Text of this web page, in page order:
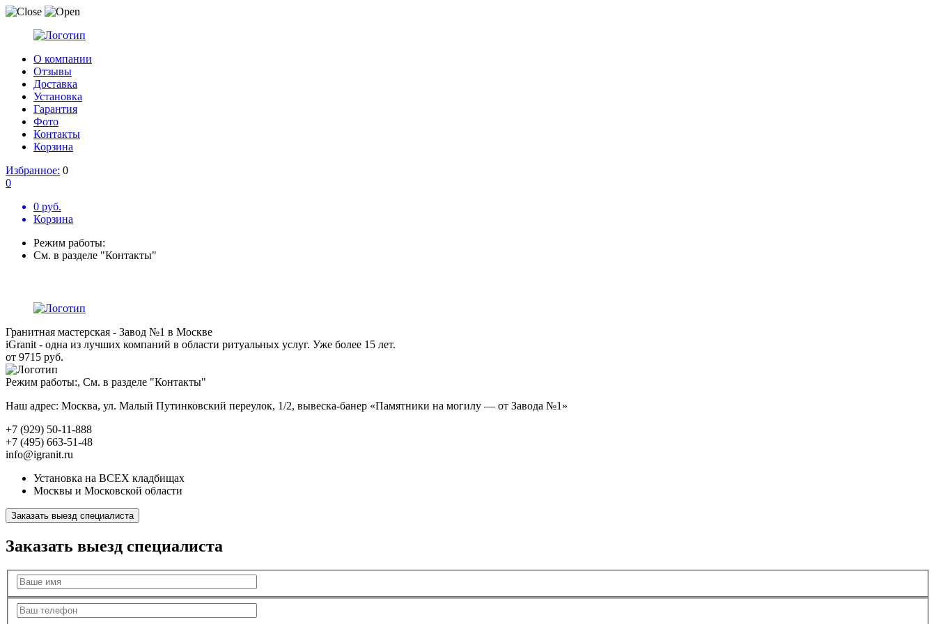
О компании
Отзывы
Доставка
Установка
Гарантия
Фото
Контакты
Корзина
Избранное: 0
0
0 руб.
Корзина
Режим работы:
См. в разделе "Контакты"
Гранитная мастерская - Завод №1 в Москве
iGranit - одна из лучших компаний в области ритуальных услуг. Уже более 15 лет.
от 9715 руб.
Режим работы:, См. в разделе "Контакты"
Наш адрес: Москва, ул. Малый Путинковский переулок, 1/2, вывеска-банер «Памятники на могилу — от Завода №1»
+7 (929) 50-11-888
+7 (495) 663-51-48
info@igranit.ru
Установка на ВСЕХ кладбищах
Москвы и Московской области
Заказать выезд специалиста
Заказать выезд специалиста